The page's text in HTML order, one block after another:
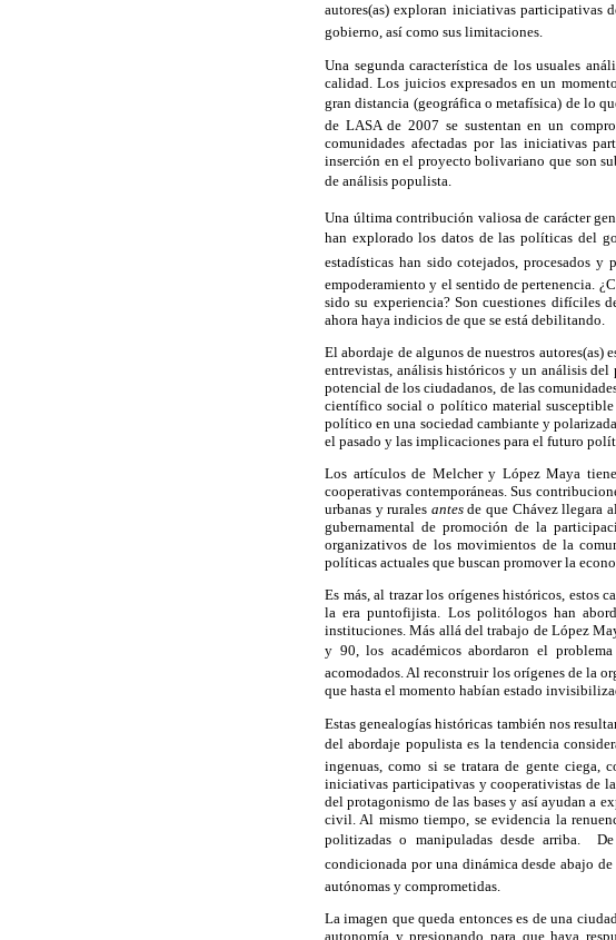
autores(as) exploran iniciativas participativas
gobierno, así como sus limitaciones.
Una segunda característica de los usuales
calidad. Los juicios expresados en un
gran distancia (geográfica o metafísica) de lo
de LASA de 2007 se sustentan en un
comunidades afectadas por las iniciativas
inserción en el proyecto bolivariano que son
de análisis populista.
Una última contribución valiosa de carácter
han explorado los datos de las políticas del
estadísticas han sido cotejados, procesados y
empoderamiento y el sentido de pertenencia.
sido su experiencia? Son cuestiones difíciles
ahora haya indicios de que se está debilitando.
El abordaje de algunos de nuestros autores(as)
entrevistas, análisis históricos y un análisis del
potencial de los ciudadanos, de las
científico social o político material susceptible
político en una sociedad cambiante y
el pasado y las implicaciones para el futuro
Los artículos de Melcher y López Maya
cooperativas contemporáneas. Sus
urbanas y rurales antesde que Chávez llegara
gubernamental de promoción de la
organizativos de los movimientos de la
políticas actuales que buscan promover la
Es más, al trazar los orígenes históricos,
la era puntofijista. Los politólogos han
instituciones. Más allá del trabajo de López
y 90, los académicos abordaron el
acomodados. Al reconstruir los orígenes de la
que hasta el momento habían estado
Estas genealogías históricas también nos
del abordaje populista es la tendencia
ingenuas, como si se tratara de gente ciega,
iniciativas participativas y cooperativistas de
del protagonismo de las bases y así ayudan a
civil. Al mismo tiempo, se evidencia la
politizadas o manipuladas desde arriba.
condicionada por una dinámica desde abajo
autónomas y comprometidas.
La imagen que queda entonces es de una
autonomía y presionando para que haya